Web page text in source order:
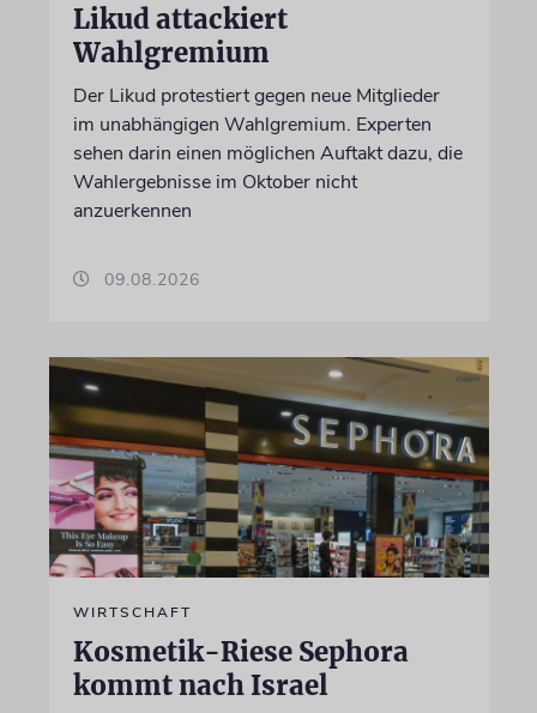
Likud attackiert
Wahlgremium
Der Likud protestiert gegen neue Mitglieder
im unabhängigen Wahlgremium. Experten
sehen darin einen möglichen Auftakt dazu, die
Wahlergebnisse im Oktober nicht
anzuerkennen
09.08.2026
WIRTSCHAFT
Kosmetik-Riese Sephora
kommt nach Israel